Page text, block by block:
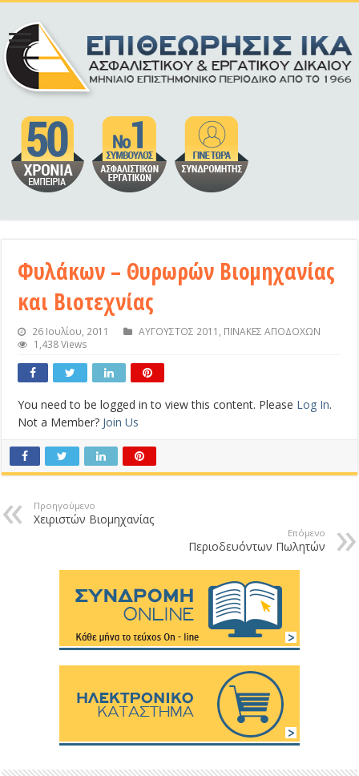
Φυλάκων – Θυρωρών Βιομηχανίας
και Βιοτεχνίας
26 Ιουλίου, 2011 ΑΥΓΟΥΣΤΟΣ 2011 , ΠΙΝΑΚΕΣ ΑΠΟΔΟΧΩΝ
1,438 Views
You need to be logged in to view this content. Please Log In.
Not a Member? Join Us
Προηγούμενο
Χειριστών Βιομηχανίας
Επόμενο
Περιοδευόντων Πωλητών